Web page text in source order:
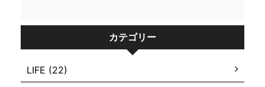
カテゴリー
LIFE (22)